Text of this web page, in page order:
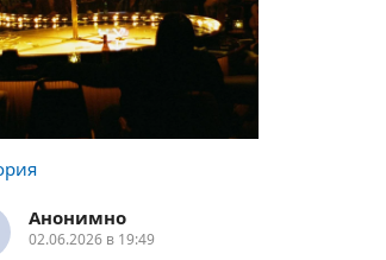
Анонимно
02.06.2026 в 19:49